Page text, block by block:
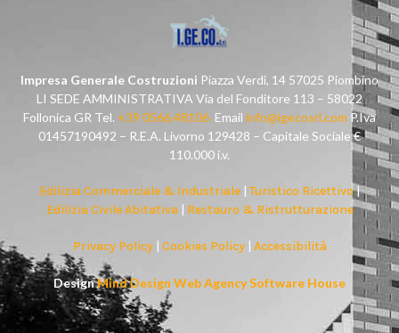
Impresa Generale Costruzioni Piazza Verdi, 14 57025 Piombino
LI SEDE AMMINISTRATIVA Via del Fonditore 113 – 58022
Follonica GR Tel. +39 0566.48106 Email info@igecosrl.com P.Iva
01457190492 – R.E.A. Livorno 129428 – Capitale Sociale €
110.000 i.v.
Edilizia Commerciale & Industriale |Turistico Ricettivo|
Edilizia Civile Abitativa | Restauro & Ristrutturazione
Privacy Policy| Cookies Policy| Accessibilità
DesignMind Design Web Agency Software House